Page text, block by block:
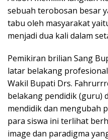
sebuah terobosan besar
tabu oleh masyarakat
menjadi dua kali dalam
Pemikiran brilian Sang
latar belakang
Wakil Bupati Drs.
belakang pendidik (guru)
mendidik dan mengubah
para siswa ini terlihat
image dan paradigma